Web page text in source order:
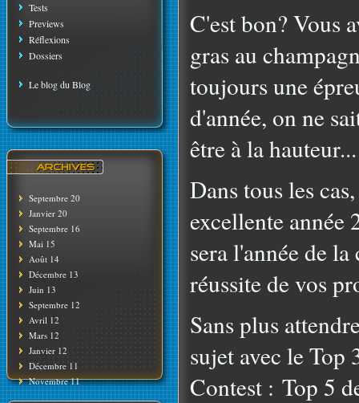
Tests
Previews
Réflexions
Dossiers
Le blog du Blog
Septembre 20
Janvier 20
Septembre 16
Mai 15
Août 14
Décembre 13
Juin 13
Septembre 12
Avril 12
Mars 12
Janvier 12
Décembre 11
Novembre 11
C'est bon? Vous
gras au
toujours une
d'année, on ne
être à la
Dans tous les
excellente année
sera l'année de
réussite de vos
Sans plus
sujet avec le Top
Contest : Top 5